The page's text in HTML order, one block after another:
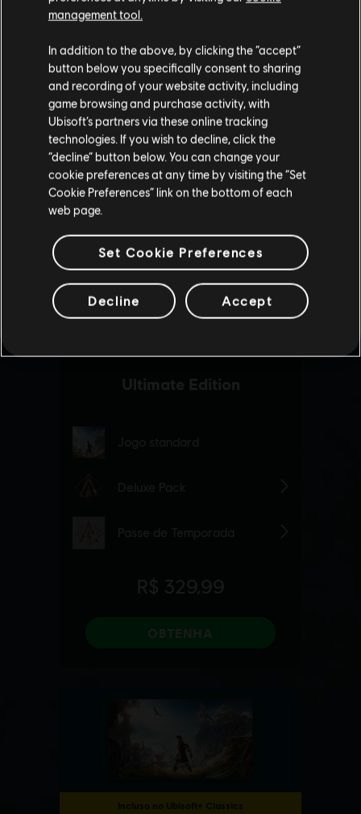
Parece que você está no paísUnited States
Visite nossa Store local para fazer sua compra.
Fique na Store atual
Mudar para a loja do país Portugal
management tool.
In addition to the above, by clicking the “accept”
button below you specifically consent to sharing
and recording of your website activity, including
game browsing and purchase activity, with
Ubisoft’s partners via these online tracking
technologies. If you wish to decline, click the
“decline” button below. You can change your
cookie preferences at any time by visiting the “Set
Cookie Preferences” link on the bottom of each
web page.
Set Cookie Preferences
Decline Accept